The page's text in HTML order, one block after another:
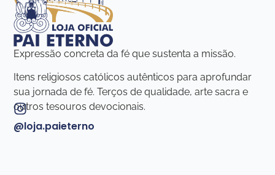
Expressão concreta da fé que sustenta a missão.
Itens religiosos católicos autênticos para aprofundar
sua jornada de fé. Terços de qualidade, arte sacra e
outros tesouros devocionais.
@loja.paieterno